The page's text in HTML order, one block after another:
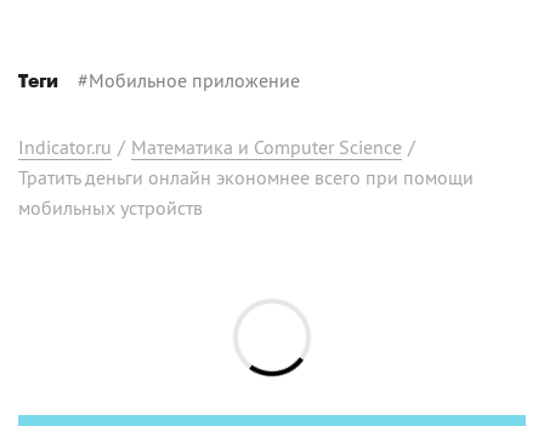
Теги #Мобильное приложение
Indicator.ru / Математика и Computer Science /
Тратить деньги онлайн экономнее всего при помощи
мобильных устройств